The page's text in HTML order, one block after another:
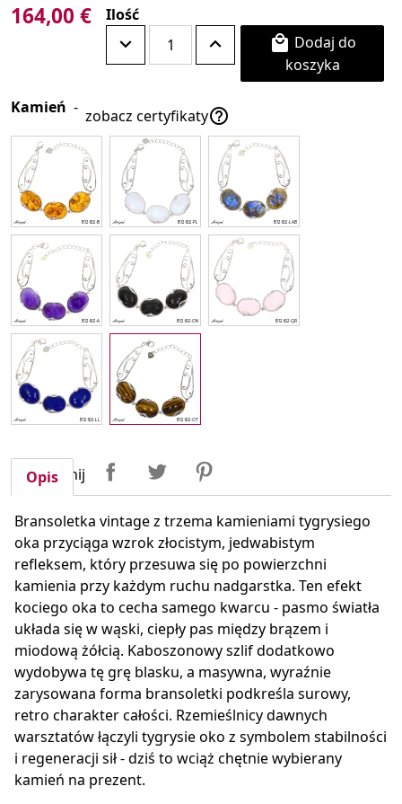
164,00 € Ilość

koszyka
Kamień - zobacz certyfikaty
Udostępnij UdostępnijTweetuj
Opis
Bransoletka vintage z trzema kamieniami tygrysiego
oka przyciąga wzrok złocistym, jedwabistym
refleksem, który przesuwa się po powierzchni
kamienia przy każdym ruchu nadgarstka. Ten efekt
kociego oka to cecha samego kwarcu - pasmo światła
układa się w wąski, ciepły pas między brązem i
miodową żółcią. Kaboszonowy szlif dodatkowo
wydobywa tę grę blasku, a masywna, wyraźnie
zarysowana forma bransoletki podkreśla surowy,
retro charakter całości. Rzemieślnicy dawnych
warsztatów łączyli tygrysie oko z symbolem stabilności
i regeneracji sił - dziś to wciąż chętnie wybierany
kamień na prezent.